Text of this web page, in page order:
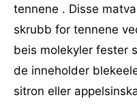
tennene . Disse
skrubb for tennene
beis molekyler fester
de inneholder
sitron eller